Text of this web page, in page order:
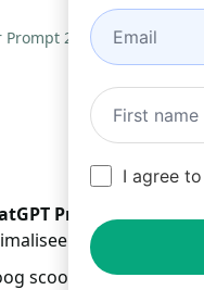
2024 Edd Parker
Prompt voor
content met
scoort in
I agree